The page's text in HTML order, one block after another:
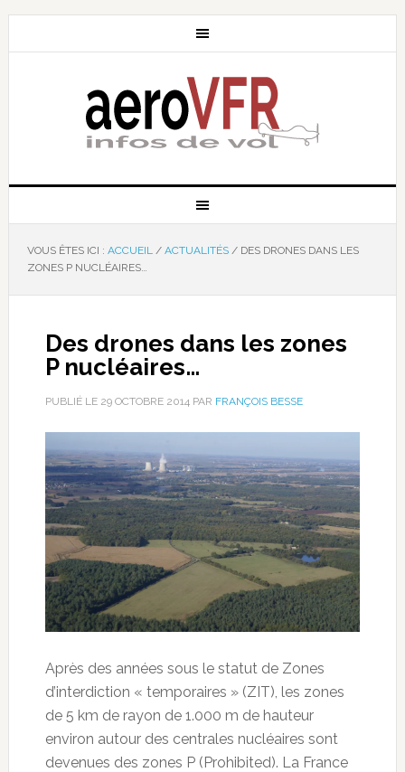
VOUS ÊTES ICI : ACCUEIL / ACTUALITÉS /DES DRONES DANS LES
ZONES P NUCLÉAIRES…
Des drones dans les zones
P nucléaires…
PUBLIÉ LE 29 OCTOBRE 2014PAR FRANÇOIS BESSE
Après des années sous le statut de Zones
d’interdiction « temporaires » (ZIT), les zones
de 5 km de rayon de 1.000 m de hauteur
environ autour des centrales nucléaires sont
devenues des zones P (Prohibited). La France